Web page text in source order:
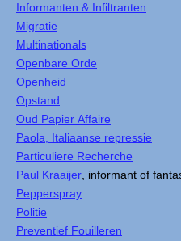
Informanten & Infiltranten
Migratie
Multinationals
Openbare Orde
Openheid
Opstand
Oud Papier Affaire
Paola, Italiaanse repressie
Particuliere Recherche
Paul Kraaijer , informant of
Pepperspray
Politie
Preventief Fouilleren